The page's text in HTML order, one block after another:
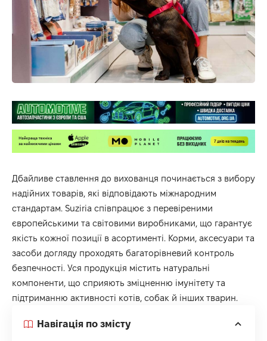
Дбайливе ставлення до вихованця починається з вибору
надійних товарів, які відповідають міжнародним
стандартам. Suziria співпрацює з перевіреними
європейськими та світовими виробниками, що гарантує
якість кожної позиції в асортименті. Корми, аксесуари та
засоби догляду проходять багаторівневий контроль
безпечності. Уся продукція містить натуральні
компоненти, що сприяють зміцненню імунітету та
підтриманню активності котів, собак й інших тварин.
Навігація по змісту